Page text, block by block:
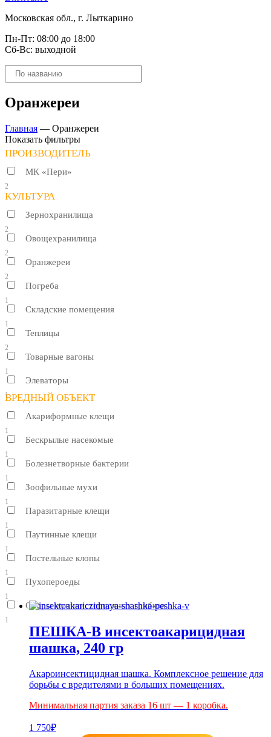
Московская обл., г. Лыткарино
Пн-Пт: 08:00 до 18:00
Сб-Вс: выходной
Поиск
товаров
Оранжереи
Главная — Оранжереи
Показать фильтры
ПРОИЗВОДИТЕЛЬ
МК «Пери»
2
КУЛЬТУРА
Зернохранилища
2
Овощехранилища
2
Оранжереи
2
Погреба
1
Складские помещения
1
Теплицы
2
Товарные вагоны
1
Элеваторы
1
ВРЕДНЫЙ ОБЪЕКТ
Акариформные клещи
1
Бескрылые насекомые
1
Болезнетворные бактерии
1
Зоофильные мухи
1
Паразитарные клещи
1
Паутинные клещи
1
Постельные клопы
1
Пухопероеды
1
Споры мучинисторосяных грибков
1
ПЕШКА-В инсектоакарицидная
шашка, 240 гр
Акароинсектицидная шашка. Комплексное решение для
борьбы с вредителями в больших помещениях.
Минимальная партия заказа 16 шт — 1 коробка.
1 750₽